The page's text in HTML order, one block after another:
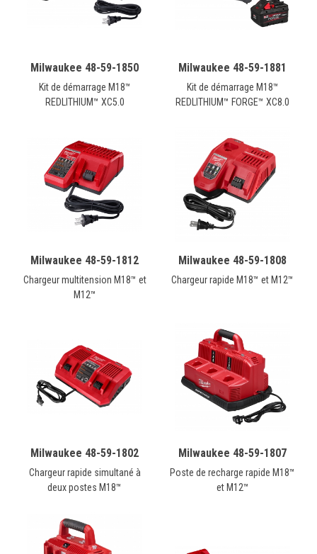
Milwaukee 48-59-1850
Kit de démarrage M18™
REDLITHIUM™ XC5.0
Milwaukee 48-59-1881
Kit de démarrage M18™
REDLITHIUM™ FORGE™ XC8.0
Milwaukee 48-59-1812
Chargeur multitension M18™ et
M12™
Milwaukee 48-59-1808
Chargeur rapide M18™ et M12™
Milwaukee 48-59-1802
Chargeur rapide simultané à
deux postes M18™
Milwaukee 48-59-1807
Poste de recharge rapide M18™
et M12™